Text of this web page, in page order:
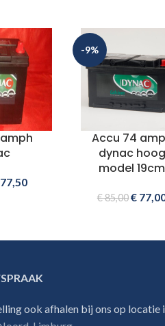
-9%
Accu 74
dynac hoog
model 19cm
€85,00€
ook afhalen bij ons op locatie